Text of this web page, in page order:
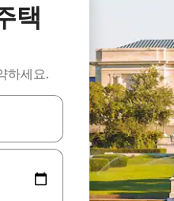
택
하세요.
나 터치 또는 스와이프 동작으로